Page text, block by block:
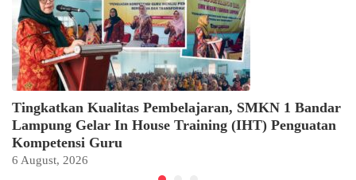
Tingkatkan Kualitas Pembelajaran, SMKN 1 Bandar
Lampung Gelar In House Training (IHT) Penguatan
Kompetensi Guru
6 August, 2026